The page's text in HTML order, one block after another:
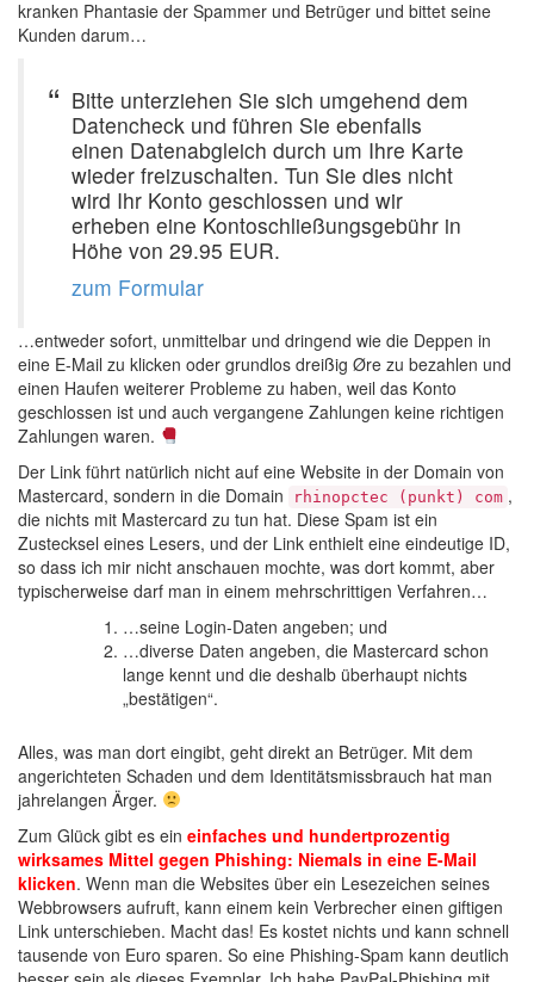
kranken Phantasie der Spammer und Betrüger und bittet seine
Kunden darum…
Bitte unterziehen Sie sich umgehend dem
Datencheck und führen Sie ebenfalls
einen Datenabgleich durch um Ihre Karte
wieder freizuschalten. Tun Sie dies nicht
wird Ihr Konto geschlossen und wir
erheben eine Kontoschließungsgebühr in
Höhe von 29.95 EUR.
zum Formular
…entweder sofort, unmittelbar und dringend wie die Deppen in
eine E-Mail zu klicken oder grundlos dreißig Øre zu bezahlen und
einen Haufen weiterer Probleme zu haben, weil das Konto
geschlossen ist und auch vergangene Zahlungen keine richtigen
Zahlungen waren.
Der Link führt natürlich nicht auf eine Website in der Domain von
Mastercard, sondern in die Domain
rhinopctec (punkt) com ,
die nichts mit Mastercard zu tun hat. Diese Spam ist ein
Zustecksel eines Lesers, und der Link enthielt eine eindeutige ID,
so dass ich mir nicht anschauen mochte, was dort kommt, aber
typischerweise darf man in einem mehrschrittigen Verfahren…
…seine Login-Daten angeben; und
…diverse Daten angeben, die Mastercard schon
lange kennt und die deshalb überhaupt nichts
„bestätigen“.
Alles, was man dort eingibt, geht direkt an Betrüger. Mit dem
angerichteten Schaden und dem Identitätsmissbrauch hat man
jahrelangen Ärger.
Zum Glück gibt es ein einfaches und hundertprozentig
wirksames Mittel gegen Phishing: Niemals in eine E-Mail
klicken. Wenn man die Websites über ein Lesezeichen seines
Webbrowsers aufruft, kann einem kein Verbrecher einen giftigen
Link unterschieben. Macht das! Es kostet nichts und kann schnell
tausende von Euro sparen. So eine Phishing-Spam kann deutlich